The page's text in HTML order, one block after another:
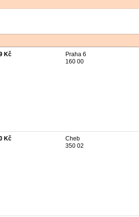
Kč
Praha 6
160 00
Kč
Cheb
350 02